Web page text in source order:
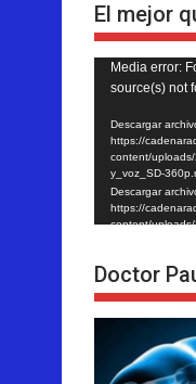
El mejor
Reproductor
de
vídeo
Media error:
source(s) not
Descargar
https://
content/uploads/
y_voz_SD-
Descargar
https://
content/
Doctor